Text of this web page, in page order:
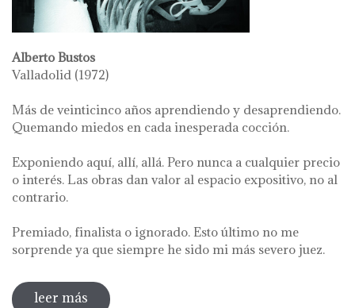
Alberto Bustos
Valladolid (1972)
Más de veinticinco años aprendiendo y desaprendiendo.
Quemando miedos en cada inesperada cocción.
Exponiendo aquí, allí, allá. Pero nunca a cualquier precio
o interés. Las obras dan valor al espacio expositivo, no al
contrario.
Premiado, finalista o ignorado. Esto último no me
sorprende ya que siempre he sido mi más severo juez.
leer más sobre alberto bustos. naturareza